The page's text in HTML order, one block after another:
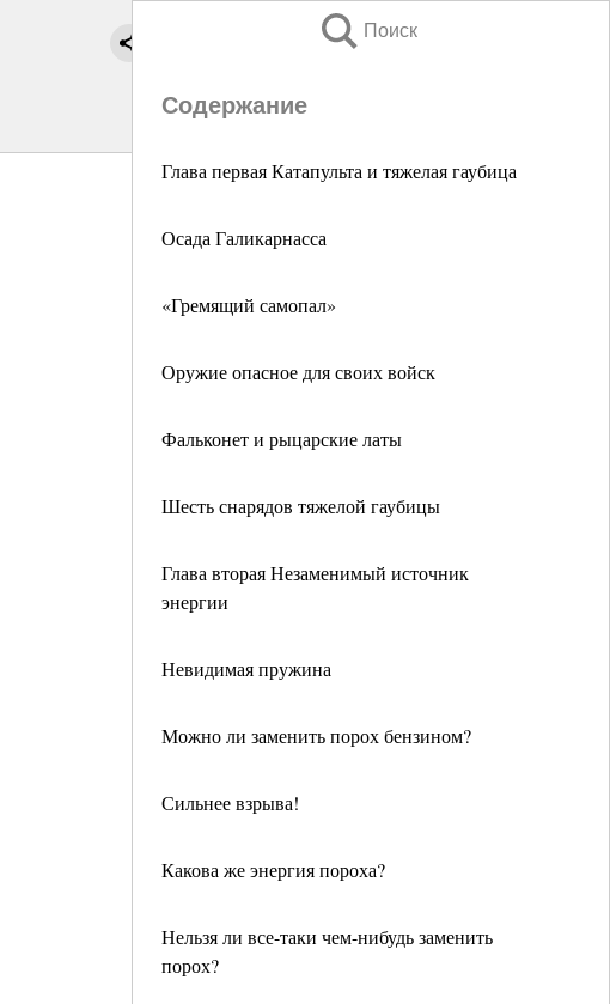
Поиск
Содержание
Глава первая Катапульта и тяжелая гаубица
Осада Галикарнасса
«Гремящий самопал»
Оружие опасное для своих войск
Фальконет и рыцарские латы
Шесть снарядов тяжелой гаубицы
Глава вторая Незаменимый источник
энергии
Невидимая пружина
Можно ли заменить порох бензином?
Сильнее взрыва!
Какова же энергия пороха?
Нельзя ли все-таки чем-нибудь заменить
порох?